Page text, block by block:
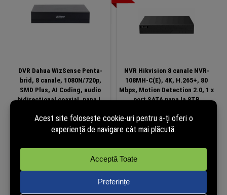
DVR Dahua WizSense Penta-
brid, 8 canale, 1080N/720p,
SMD Plus, AI Coding, audio
bidirectional coaxial, pana la
XVR1B08-I/T
În stoc
NVR Hikvision 8 canale NVR-
108MH-C(E), 4K, H.265+, 80
Mbps, Motion Detection 2.0, 1 x
port SATA pana la 8TB
386,99lei
În stoc